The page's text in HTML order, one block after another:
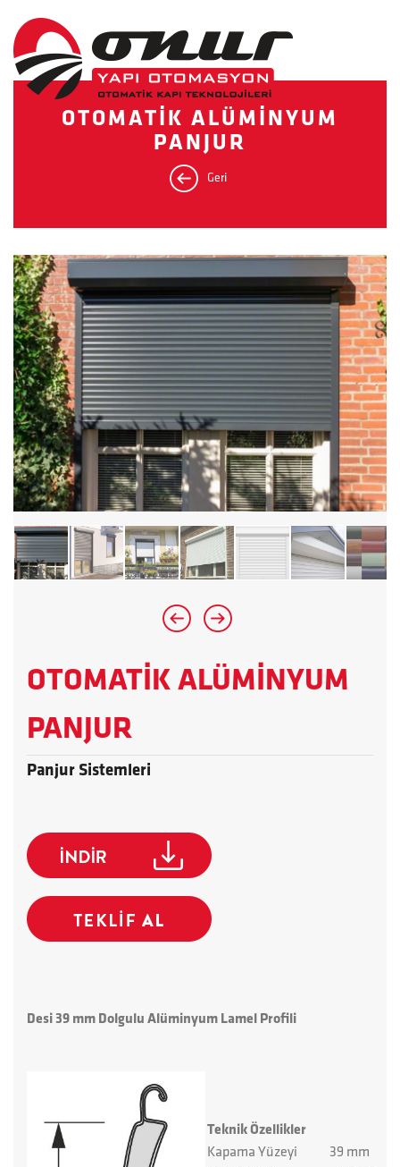
OTOMATİK ALÜMİNYUM
PANJUR
Geri
OTOMATİK ALÜMİNYUM
PANJUR
Panjur Sistemleri
Desi 39 mm Dolgulu Alüminyum Lamel Profili
Teknik Özellikler
Kapama Yüzeyi
39 mm